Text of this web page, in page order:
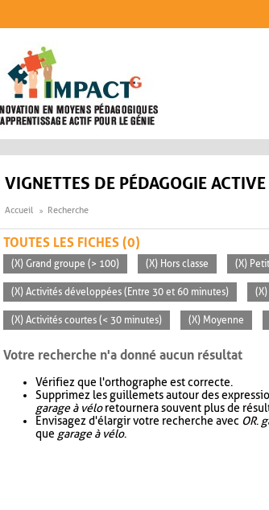
VIGNETTES DE PÉDAGOGIE ACTIVE
Accueil Recherche
TOUTES LES FICHES (0)
(X) Grand groupe (> 100) (X) Hors classe (X)
(X) Activités développées (Entre 30 et 60 minutes)
(X) Activités courtes (< 30 minutes) (X) Moyenne
Votre recherche n'a donné aucun résultat
Vérifiez que l'orthographe est correcte.
Supprimez les guillemets autour des
garage à véloretournera souvent plus de
Envisagez d'élargir votre recherche avec OR.
que garage à vélo.